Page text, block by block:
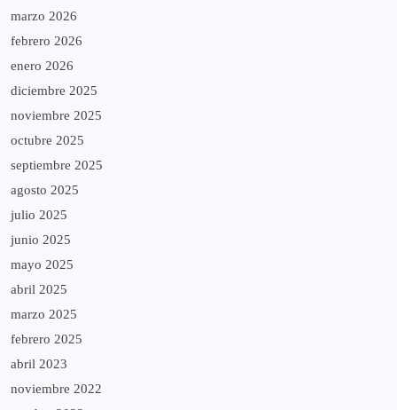
marzo 2026
febrero 2026
enero 2026
diciembre 2025
noviembre 2025
octubre 2025
septiembre 2025
agosto 2025
julio 2025
junio 2025
mayo 2025
abril 2025
marzo 2025
febrero 2025
abril 2023
noviembre 2022